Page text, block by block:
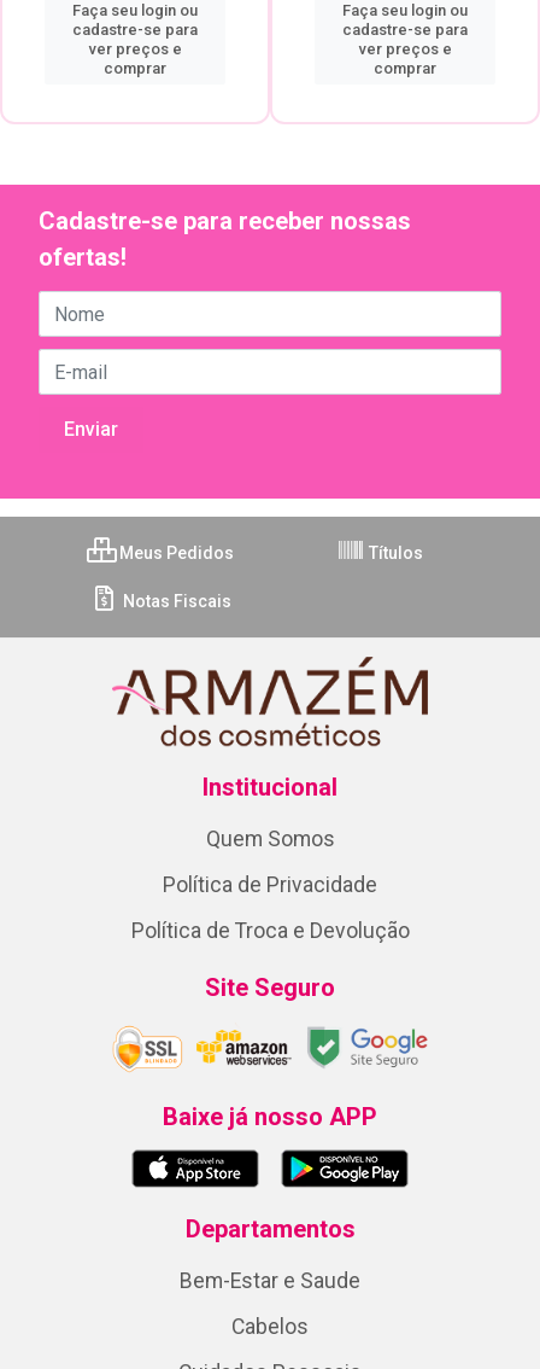
Faça seu login ou
cadastre-se para
ver preços e
comprar
Faça seu login ou
cadastre-se para
ver preços e
comprar
Cadastre-se para receber nossas
ofertas!
Meus Pedidos Títulos
Notas Fiscais
Institucional
Quem Somos
Política de Privacidade
Política de Troca e Devolução
Site Seguro
Baixe já nosso APP
Departamentos
Bem-Estar e Saude
Cabelos